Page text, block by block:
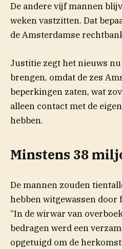
De andere vijf mannen
weken vastzitten. Dat
de Amsterdamse
Justitie zegt het nieuws
brengen, omdat de zes
beperkingen zaten, wat
alleen contact met de
hebben.
Minstens 38
De mannen zouden
hebben witgewassen door
“In de wirwar van
bedragen werd een
opgetuigd om de